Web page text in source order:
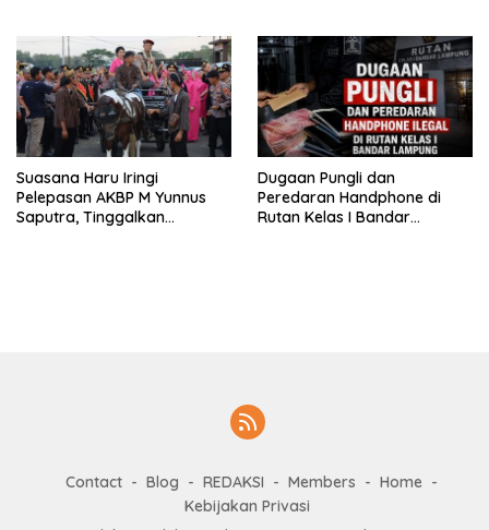
Suasana Haru Iringi
Pelepasan AKBP M Yunnus
Saputra, Tinggalkan
Dugaan Pungli dan
Peredaran Handphone di
Rutan Kelas I Bandar
Contact Blog REDAKSI Members
Home
Kebijakan Privasi